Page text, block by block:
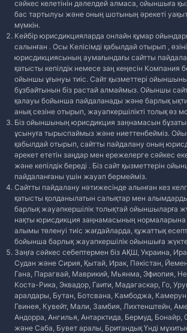
сәйкес келетінін дәлелдей алмаса, ойыншыға
бас тартылуы және оның шотының әрекеті
мүмкін.
Кейбір юрисдикцияларда онлайн құмар
салынған . Осы Келісімді қабылдай отырып ,
юрисдикциясының аумағындағы сайтты
қатысты кепілдік немесе заң кеңесін Компания
ойыншы ұғынуы тиіс. Сайт қызметтері
бұзбайтынын біз растай алмаймыз. Ойыншы
қалауы бойынша пайдаланады және барлық
анық сезіне отырып, жауапкершілікті толық өз
Біз ойыншының юрисдикция заңнамасын
ұсынуға тырыспаймыз және ниеттенбейміз.
қабылдай отырып, сайтты пайдалану оның
әрекет ететін заңдар мен ережелерге сәйкес
және кепілдік береді . Біз сайт қызметтерін
пайдаланғаны үшін жауап бермейміз.
Сайтты пайдалану нәтижесінде алынған кез
қатысты қолданылатын салықтар мен
барлық жауапкершілік толықтай ойыншыларға
нақты юрисдикция заңнамасының нормаларына
алымы төленуі тиіс жағдайларда, құжаттық
бойынша барлық жауапкершілік ойыншыға
Заңға сәйкес себептермен біз АҚШ, Украина,
Судан және Сирия, Қытай, Ирак, Пәкістан,
Гана, Парагвай, Маврикий, Мьянма, Эфиопия,
Коста-Рика, Эквадор, Гаити, Мадагаскар, Го,
аралдары, Бутан, Ботсвана, Камбоджа, Камерун
Гвинея, Кувейт, Мали, Замбия, Лихтенштейн,
Андорра, Ангилья, Антарктида, Бермуд, Бонайр,
және Саба, Бувет аралы, Британдық Үнді